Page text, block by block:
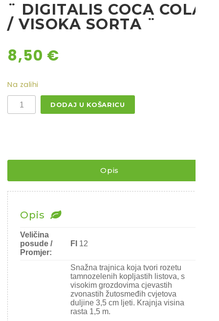
¨ DIGITALIS COCA COLA
/ VISOKA SORTA ¨
8,50 €
Na zalihi
¨
DIGITALIS
COCA
¨
DODAJ U KOŠARICU
Opis
Opis
Veličina
posude /
Promjer:
FI 12
Snažna trajnica koja tvori rozetu
tamnozelenih kopljastih listova, s
visokim grozdovima cjevastih
zvonastih žutosmeđih cvjetova
duljine 3,5 cm ljeti. Krajnja visina
rasta 1,5 m.